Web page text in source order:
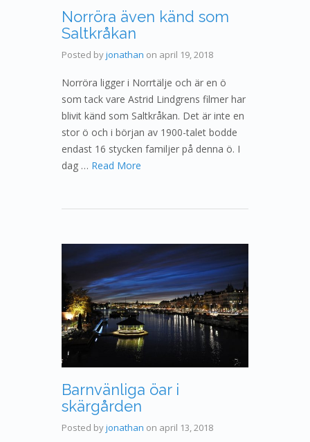
Norröra även känd som
Saltkråkan
Posted byjonathan on april 19, 2018
Norröra ligger i Norrtälje och är en ö
som tack vare Astrid Lindgrens filmer har
blivit känd som Saltkråkan. Det är inte en
stor ö och i början av 1900-talet bodde
endast 16 stycken familjer på denna ö. I
dag … Read More
Barnvänliga öar i
skärgården
Posted byjonathan on april 13, 2018